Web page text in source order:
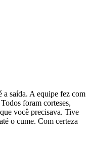
saída. A equipe fez com
foram corteses,
você precisava. Tive
o cume. Com certeza